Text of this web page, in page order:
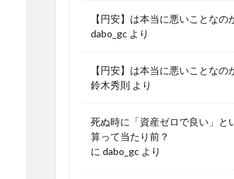
【円安】は本当に悪いことなの
dabo_gc より
【円安】は本当に悪いことなの
鈴木秀則 より
死ぬ時に「資産ゼロで良い」と
算って当たり前？
に dabo_gc より